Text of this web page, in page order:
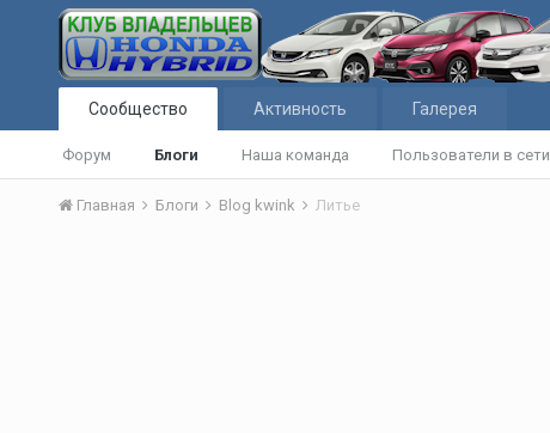
Сообщество
Форум Блоги Наша команда Пользователи в сети
Активность Галерея
Главная Блоги Blog kwink Литье